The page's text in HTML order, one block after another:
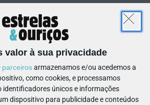
valor à sua privacidade
parceirosarmazenamos e/ou acedemos a
como cookies, e processamos
identificadores únicos e informações
dispositivo para publicidade e conteúdos